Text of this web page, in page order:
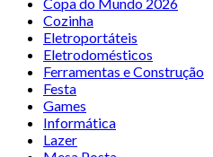
Cozinha
Eletroportáteis
Eletrodomésticos
Ferramentas e Construção
Festa
Games
Informática
Lazer